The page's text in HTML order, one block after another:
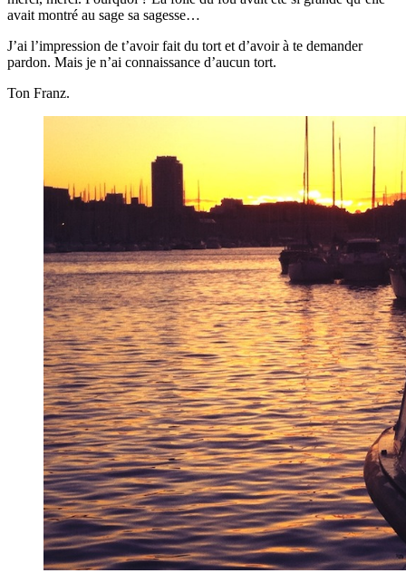
avait montré au sage sa sagesse…
J’ai l’impression de t’avoir fait du tort et d’avoir à te demander
pardon. Mais je n’ai connaissance d’aucun tort.
Ton Franz.